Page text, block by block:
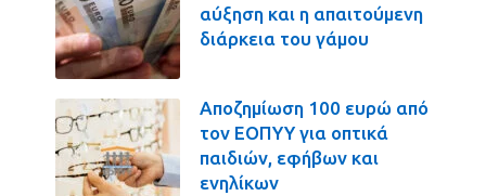
αύξηση και η απαιτούμενη
διάρκεια του γάμου
Αποζημίωση 100 ευρώ από
τον ΕΟΠΥΥ για οπτικά
παιδιών, εφήβων και
ενηλίκων